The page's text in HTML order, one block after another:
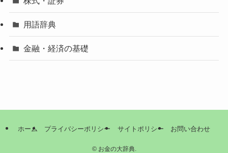
用語辞典
金融・経済の基礎
ホーム プライバシーポリシー サイトポリシー お問い合わせ
©お金の大辞典.